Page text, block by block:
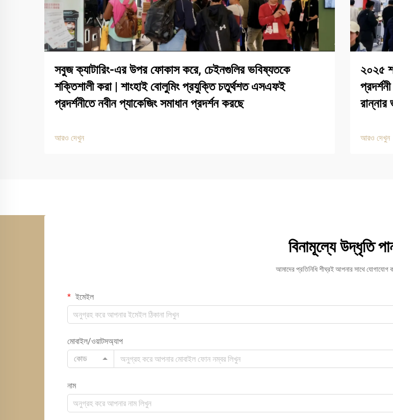
সবুজ ক্যাটারিং-এর উপর ফোকাস করে, চেইনগুলির ভবিষ্যতকে
শক্তিশালী করা | শাংহাই বোলুমিং প্রযুক্তি চতুর্থশত এসএফই
প্রদর্শনীতে নবীন প্যাকেজিং সমাধান প্রদর্শন করছে
আরও দেখুন
২০২৫
আরও দেখুন
বিনামূল্যে উদ্ধৃতি
আমাদের প্রতিনিধি শীঘ্রই আপনার সাথে যোগাযোগ
ইমেইল
মোবাইল/ওয়াটসঅ্যাপ
কোড
নাম